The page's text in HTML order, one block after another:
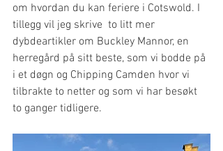
om hvordan du kan feriere i Cotswold. I
tillegg vil jeg skrive  to litt mer
dybdeartikler om Buckley Mannor, en
herregård på sitt beste, som vi bodde på
i et døgn og Chipping Camden hvor vi
tilbrakte to netter og som vi har besøkt
to ganger tidligere.